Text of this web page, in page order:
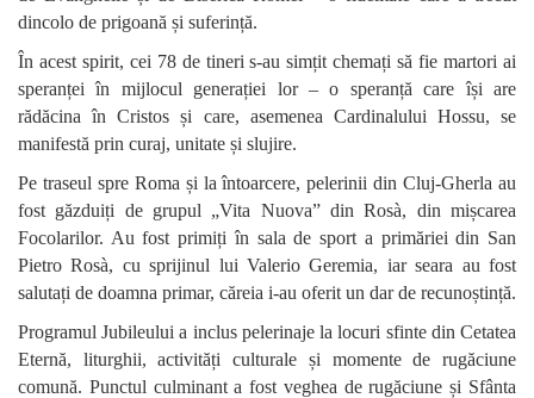
dincolo de prigoană și suferință.
În acest spirit, cei 78 de tineri s-au simțit chemați să fie martori ai
speranței în mijlocul generației lor – o speranță care își are
rădăcina în Cristos și care, asemenea Cardinalului Hossu, se
manifestă prin curaj, unitate și slujire.
Pe traseul spre Roma și la întoarcere, pelerinii din Cluj-Gherla au
fost găzduiți de grupul „Vita Nuova” din Rosà, din mișcarea
Focolarilor. Au fost primiți în sala de sport a primăriei din San
Pietro Rosà, cu sprijinul lui Valerio Geremia, iar seara au fost
salutați de doamna primar, căreia i-au oferit un dar de recunoștință.
Programul Jubileului a inclus pelerinaje la locuri sfinte din Cetatea
Eternă, liturghii, activități culturale și momente de rugăciune
comună. Punctul culminant a fost veghea de rugăciune și Sfânta